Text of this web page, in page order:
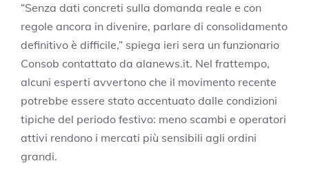
“Senza dati concreti sulla domanda reale e con
regole ancora in divenire, parlare di consolidamento
definitivo è difficile,” spiega ieri sera un funzionario
Consob contattato da alanews.it. Nel frattempo,
alcuni esperti avvertono che il movimento recente
potrebbe essere stato accentuato dalle condizioni
tipiche del periodo festivo: meno scambi e operatori
attivi rendono i mercati più sensibili agli ordini
grandi.